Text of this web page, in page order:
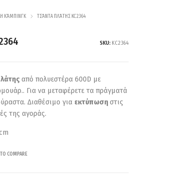
ΚΆΜΠΙΝΓΚ ΤΣΆΝΤΑ ΠΛΆΤΗΣ KC2364
SKU: KC2364
από πολυεστέρα 600D με
. Για να μεταφέρετε τα πράγματά
Διαθέσιμο για εκτύπωσηστις
της αγοράς.
COMPARE